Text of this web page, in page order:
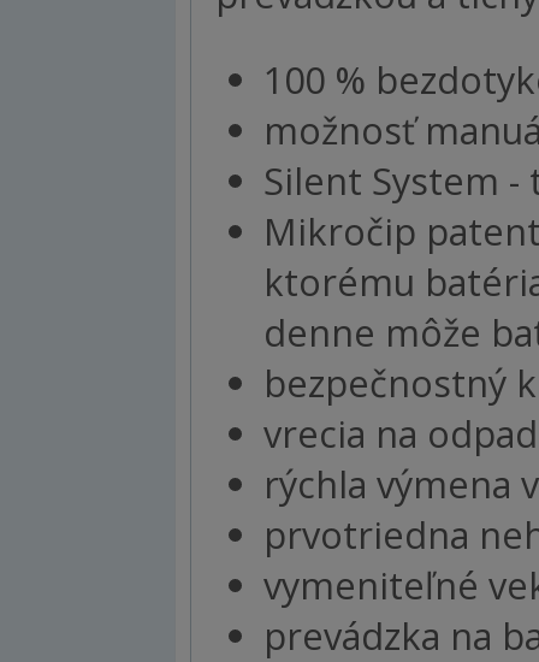
100 %
možnosť
Silent System
Mikročip
ktorému
denne môže
bezpečnostný
vrecia na
rýchla výmena
prvotriedna
vymeniteľné
prevádzka na